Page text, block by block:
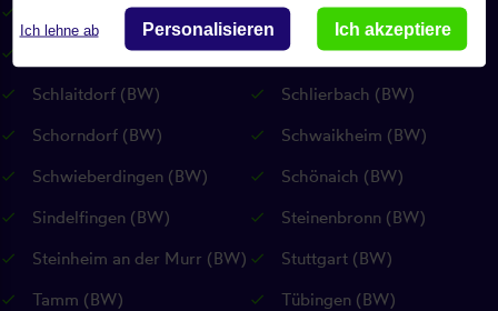
Riederich (BW)
Rudersberg (BW)
Rutesheim (BW)
Sankt Johann (RP)
Schlaitdorf (BW)
Schlierbach (BW)
Schorndorf (BW)
Schwaikheim (BW)
Schwieberdingen (BW)
Schönaich (BW)
Sindelfingen (BW)
Steinenbronn (BW)
Steinheim an der Murr (BW)
Stuttgart (BW)
Tamm (BW)
Tübingen (BW)
Ich lehne ab Personalisieren Ich akzeptiere